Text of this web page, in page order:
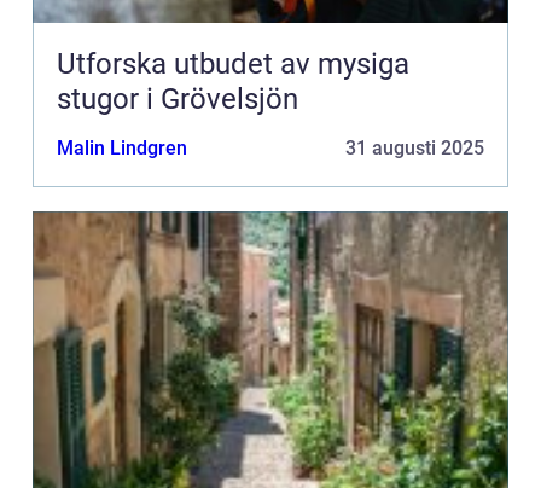
Utforska utbudet av mysiga
stugor i Grövelsjön
Malin Lindgren 31 augusti 2025